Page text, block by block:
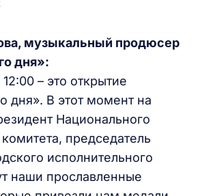
музыкальный продюсер
дня»:
– это открытие
дня». В этот момент на
Национального
председатель
исполнительного
наши прославленные